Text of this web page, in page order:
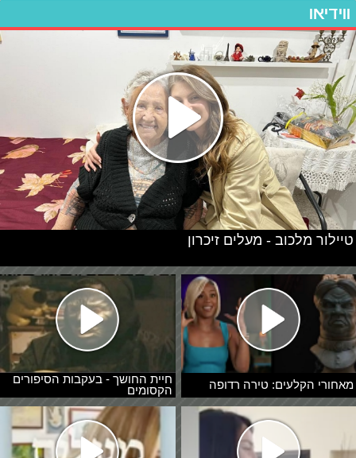
ווידיאו
מאחורי הקלעים: טירה רדופה
חיית החושך - בעקבות הסיפורים
הקסומים
טיילור מלכוב - מעלים זיכרון